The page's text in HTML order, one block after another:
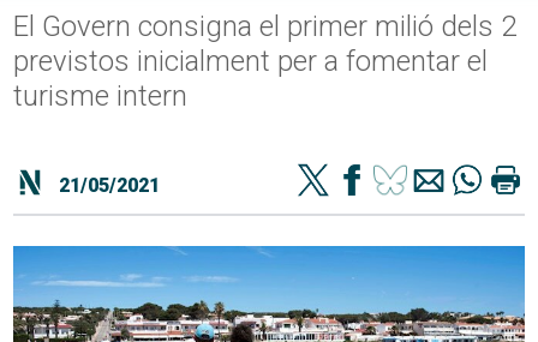
El Govern consigna el primer milió dels 2
previstos inicialment per a fomentar el
turisme intern
21/05/2021